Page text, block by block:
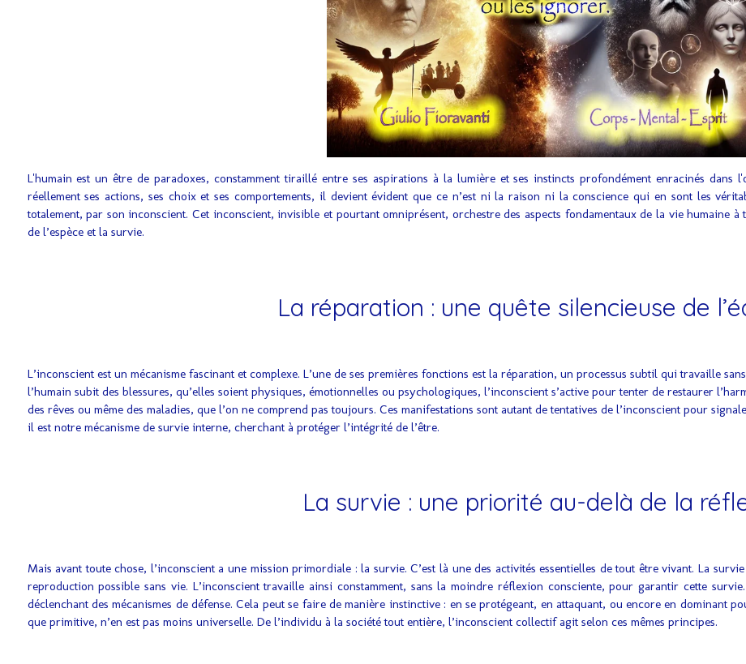
L'humain est un être de paradoxes, constamment tiraillé entre ses aspirations à la lumière et ses instincts profondément enracinés dans
réellement ses actions, ses choix et ses comportements, il devient évident que ce n’est ni la raison ni la conscience qui en sont les
totalement, par son inconscient. Cet inconscient, invisible et pourtant omniprésent, orchestre des aspects fondamentaux de la vie humaine
de l’espèce et la survie.
La réparation : une quête silencieuse de
L’inconscient est un mécanisme fascinant et complexe. L’une de ses premières fonctions est la réparation, un processus subtil qui travaille
l’humain subit des blessures, qu’elles soient physiques, émotionnelles ou psychologiques, l’inconscient s’active pour tenter de restaurer
des rêves ou même des maladies, que l’on ne comprend pas toujours. Ces manifestations sont autant de tentatives de l’inconscient pour
il est notre mécanisme de survie interne, cherchant à protéger l’intégrité de l’être.
La survie : une priorité au-delà de la
Mais avant toute chose, l’inconscient a une mission primordiale : la survie. C’est là une des activités essentielles de tout être vivant. La
reproduction possible sans vie. L’inconscient travaille ainsi constamment, sans la moindre réflexion consciente, pour garantir cette
déclenchant des mécanismes de défense. Cela peut se faire de manière instinctive : en se protégeant, en attaquant, ou encore en dominant
que primitive, n’en est pas moins universelle. De l’individu à la société tout entière, l’inconscient collectif agit selon ces mêmes principes.